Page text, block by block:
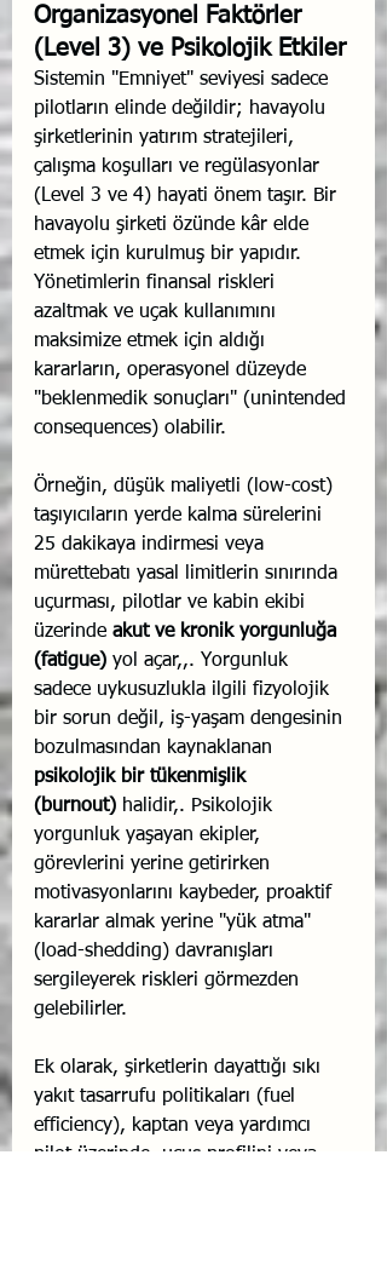
Organizasyonel Faktörler
(Level 3) ve Psikolojik Etkiler
Sistemin "Emniyet" seviyesi sadece
pilotların elinde değildir; havayolu
şirketlerinin yatırım stratejileri,
çalışma koşulları ve regülasyonlar
(Level 3 ve 4) hayati önem taşır. Bir
havayolu şirketi özünde kâr elde
etmek için kurulmuş bir yapıdır.
Yönetimlerin finansal riskleri
azaltmak ve uçak kullanımını
maksimize etmek için aldığı
kararların, operasyonel düzeyde
"beklenmedik sonuçları" (unintended
consequences) olabilir.
Örneğin, düşük maliyetli (low-cost)
taşıyıcıların yerde kalma sürelerini
25 dakikaya indirmesi veya
mürettebatı yasal limitlerin sınırında
uçurması, pilotlar ve kabin ekibi
üzerinde akut ve kronik yorgunluğa
(fatigue) yol açar,,. Yorgunluk
sadece uykusuzlukla ilgili fizyolojik
bir sorun değil, iş-yaşam dengesinin
bozulmasından kaynaklanan
psikolojik bir tükenmişlik
(burnout) halidir,. Psikolojik
yorgunluk yaşayan ekipler,
görevlerini yerine getirirken
motivasyonlarını kaybeder, proaktif
kararlar almak yerine "yük atma"
(load-shedding) davranışları
sergileyerek riskleri görmezden
gelebilirler.
Ek olarak, şirketlerin dayattığı sıkı
yakıt tasarrufu politikaları (fuel
efficiency), kaptan veya yardımcı
pilot üzerinde, uçuş profilini veya